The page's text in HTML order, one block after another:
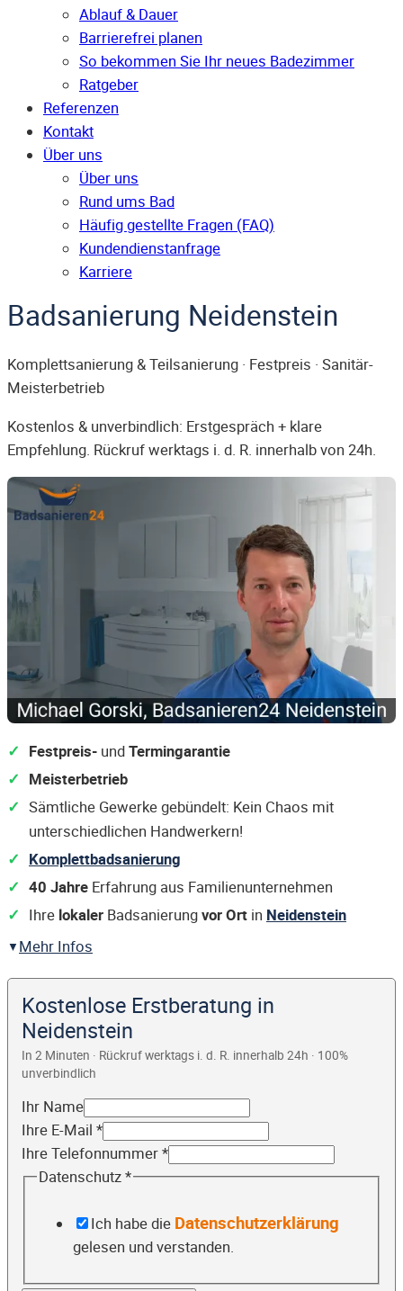
Ablauf & Dauer
Barrierefrei planen
So bekommen Sie Ihr neues Badezimmer
Ratgeber
Referenzen
Kontakt
Über uns
Über uns
Rund ums Bad
Häufig gestellte Fragen (FAQ)
Kunden­dienst­anfrage
Karriere
Badsanierung Neidenstein
Komplettsanierung & Teilsanierung · Festpreis · Sanitär-
Meisterbetrieb
Kostenlos & unverbindlich: Erstgespräch + klare
Empfehlung. Rückruf werktags i. d. R. innerhalb von 24h.
Festpreis- undTermingarantie
Meisterbetrieb
Sämtliche Gewerke gebündelt: Kein Chaos mit
unterschiedlichen Handwerkern!
Komplettbadsanierung
40 Jahre Erfahrung aus Familienunternehmen
Ihre lokaler Badsanierungvor Ort in Neidenstein
Mehr Infos
Kostenlose Erstberatung in
Neidenstein
In 2 Minuten · Rückruf werktags i. d. R. innerhalb 24h · 100%
unverbindlich
Ihr Name
Ihre E-Mail *
Ihre Telefonnummer*
Datenschutz*
Ich habe die Datenschutzerklärung
gelesen und verstanden.